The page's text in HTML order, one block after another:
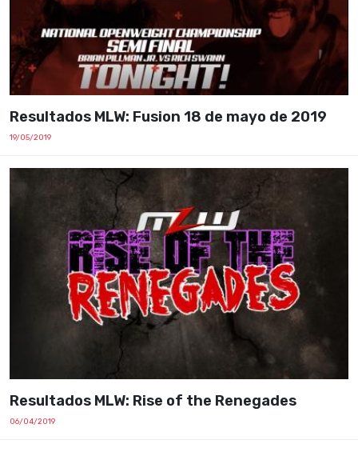
Resultados MLW: Fusion 18 de mayo de 2019
19/05/2019
Resultados MLW: Rise of the Renegades
06/04/2019